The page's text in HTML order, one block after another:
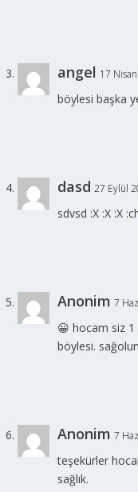
angel 17
böylesi başka
dasd 27 Eylül
sdvsd :X :X :X
Anonim 7
😀 hocam siz 1
böylesi.
Anonim 7
teşekürler
sağlık.